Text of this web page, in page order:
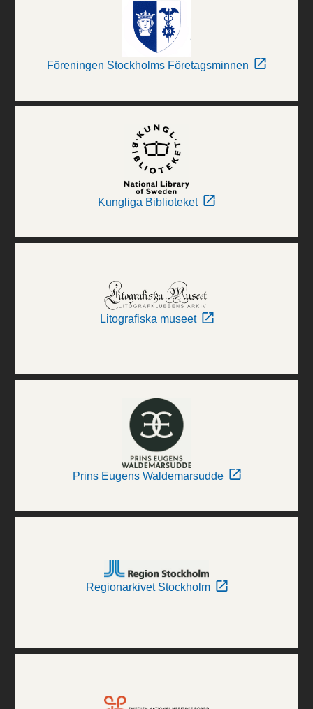
Föreningen Stockholms Företagsminnen
Kungliga Biblioteket
Litografiska museet
Prins Eugens Waldemarsudde
Regionarkivet Stockholm